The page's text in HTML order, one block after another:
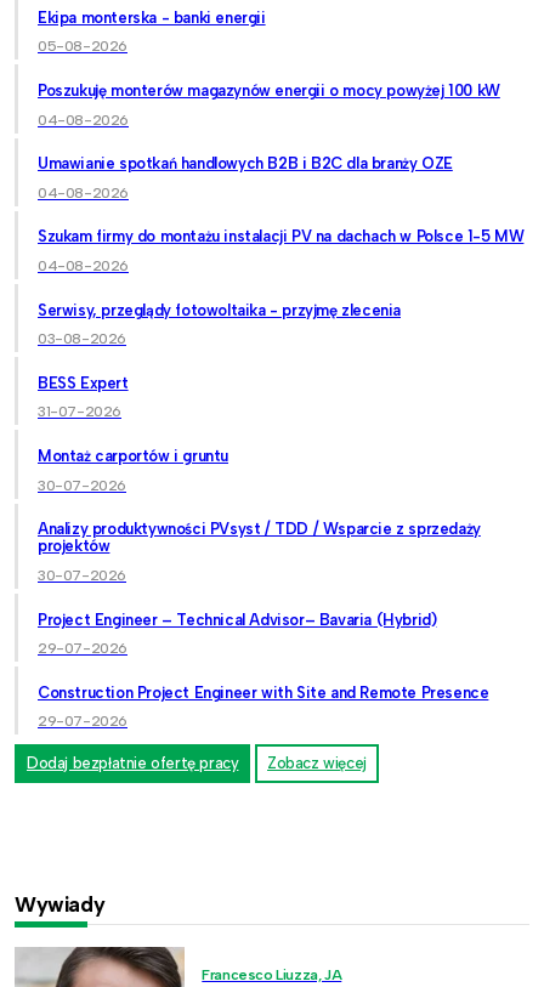
Ekipa monterska - banki energii
05-08-2026
Poszukuję monterów magazynów energii o mocy powyżej 100 kW
04-08-2026
Umawianie spotkań handlowych B2B i B2C dla branży OZE
04-08-2026
Szukam firmy do montażu instalacji PV na dachach w Polsce 1-5 MW
04-08-2026
Serwisy, przeglądy fotowoltaika - przyjmę zlecenia
03-08-2026
BESS Expert
31-07-2026
Montaż carportów i gruntu
30-07-2026
Analizy produktywności PVsyst / TDD / Wsparcie z sprzedaży
projektów
30-07-2026
Project Engineer – Technical Advisor– Bavaria (Hybrid)
29-07-2026
Construction Project Engineer with Site and Remote Presence
29-07-2026
Dodaj bezpłatnie ofertę pracy Zobacz więcej
Wywiady
Francesco Liuzza, JA